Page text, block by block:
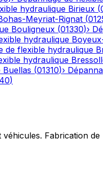
hydraulique Birieux (
Meyriat-Rignat (
Bouligneux (01330)›
hydraulique
de flexible hydraulique
hydraulique
Buellas (01310)›
)
Fabrication